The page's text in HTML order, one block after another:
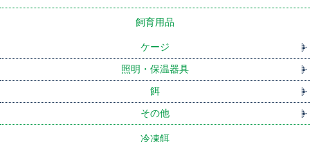
飼育用品
ケージ
照明・保温器具
餌
その他
冷凍餌